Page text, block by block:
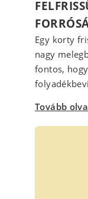
Egy korty
nagy
fontos,
Tovább